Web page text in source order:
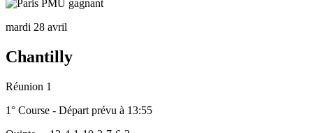
mardi 28 avril
Chantilly
Réunion 1
1° Course - Départ prévu à 13:55